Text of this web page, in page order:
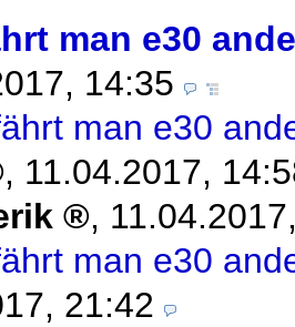
man e30
14:35
man e30
, 11.04.2017,
,
man e30
21:42